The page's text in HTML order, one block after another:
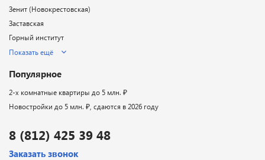
8 (812) 425 39 48
Заказать звонок
Зенит (Новокрестовская)
Заставская
Горный институт
Показать ещё
Популярное
2-х комнатные квартиры до 5 млн. ₽
Новостройки до 5 млн. ₽, сдаются в 2026 году